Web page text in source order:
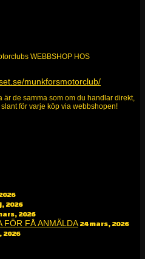
WEBBSHOP HOS
munkforsmotorclub/
de samma som om du handlar direkt,
för varje köp via webbshopen!
fyra hjul!
2026
2026
FÖR FÅ ANMÄLDA 24 mars, 2026
2026